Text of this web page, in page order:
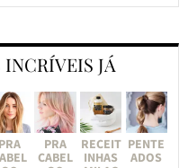
JÁ
PRA
PRA
CABEL
RECEIT
INHAS
PENTE
ADOS